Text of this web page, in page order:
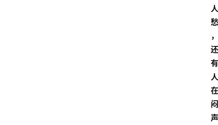
人
愁
，
还
有
人
在
闷
声